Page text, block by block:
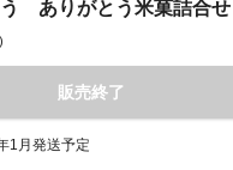
ありがとう米菓詰合せ
販売終了
1月発送予定